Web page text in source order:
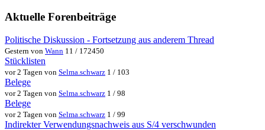
Aktuelle Forenbeiträge
Politische Diskussion - Fortsetzung aus anderem Thread
Gestern von Wann 11 / 172450
Stücklisten
vor 2 Tagen von Selma.schwarz 1 / 103
Belege
vor 2 Tagen von Selma.schwarz 1 / 98
Belege
vor 2 Tagen von Selma.schwarz 1 / 99
Indirekter Verwendungsnachweis aus S/4 verschwunden